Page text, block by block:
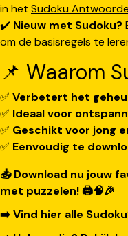
in het Sudoku
✔️ Nieuw met Sudoku?
om de basisregels te
📌 Waarom
✅ Verbetert het
✅ Ideaal voor
✅ Geschikt voor jong
✅ Eenvoudig te
📥 Download nu jouw
met puzzelen! 🖨️🧠🎉
➡️Vind hier alle